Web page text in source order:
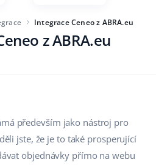
Integrace Ceneo z ABRA.eu
z ABRA.eu
především jako nástroj pro
jste, že je to také prosperující
objednávky přímo na webu